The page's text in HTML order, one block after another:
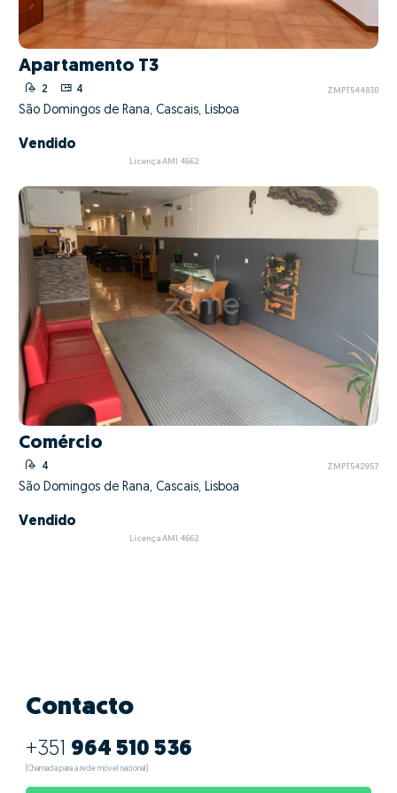
Apartamento T3
2 4 ZMPT544830
São Domingos de Rana, Cascais, Lisboa
Vendido
Licença AMI 4662
Comércio
4 ZMPT542957
São Domingos de Rana, Cascais, Lisboa
Vendido
Licença AMI 4662
Contacto
+351 964 510 536
(Chamada para a rede móvel nacional)